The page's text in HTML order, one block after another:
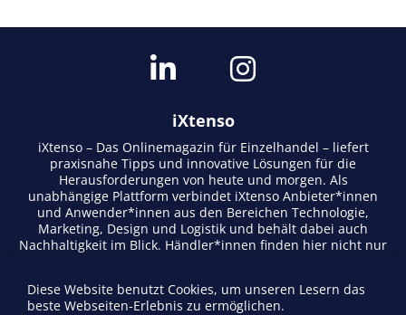
iXtenso
iXtenso – Das Onlinemagazin für Einzelhandel – liefert
praxisnahe Tipps und innovative Lösungen für die
Herausforderungen von heute und morgen. Als
unabhängige Plattform verbindet iXtenso Anbieter*innen
und Anwender*innen aus den Bereichen Technologie,
Marketing, Design und Logistik und behält dabei auch
Nachhaltigkeit im Blick. Händler*innen finden hier nicht nur
lebendigen Schreibstil und relevantem Content fördert das
Magazin den Austausch innerhalb der Retail-Community.
Diese Website benutzt Cookies, um unseren Lesern das
beste Webseiten-Erlebnis zu ermöglichen.